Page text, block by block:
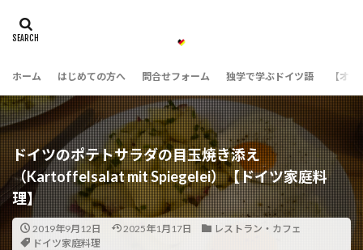
ホーム はじめての方へ 問合せフォーム 独学で学ぶドイツ語 【オ
ドイツのポテトサラダの目玉焼き添え
（Kartoffelsalat mit Spiegelei）【ドイツ家庭料
理】
2019年9月12日 2025年1月17日
レストラン・カフェ
ドイツ家庭料理